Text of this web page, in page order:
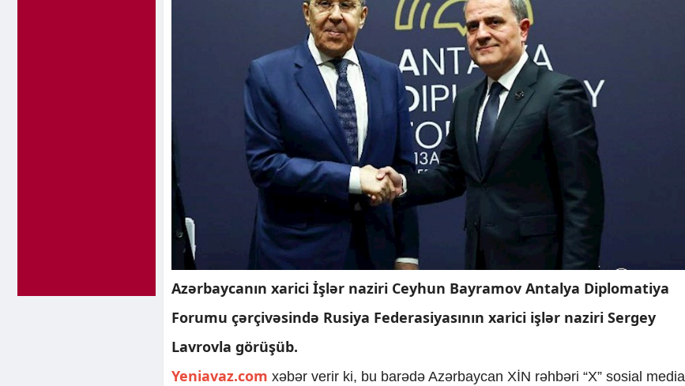
Azərbaycanın xarici İşlər naziri Ceyhun Bayramov Antalya Diplomatiya
Forumu çərçivəsində Rusiya Federasiyasının xarici işlər naziri Sergey
Lavrovla görüşüb.
Yeniavaz.com xəbər verir ki, bu barədə Azərbaycan XİN rəhbəri “X” sosial media